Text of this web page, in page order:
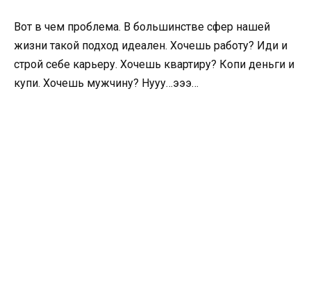
Вот в чем проблема. В большинстве сфер нашей
жизни такой подход идеален. Хочешь работу? Иди и
строй себе карьеру. Хочешь квартиру? Копи деньги и
купи. Хочешь мужчину? Нууу…эээ…